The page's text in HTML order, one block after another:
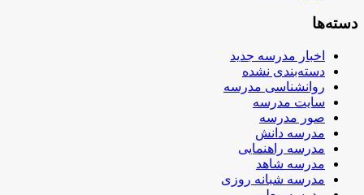
دسته‌ها
اخبار مدرسه جدید
دسته‌بندی نشده
روانشناسی مدرسه
سایت مدرسه
صور مدرسه
مدرسه دانش
مدرسه راهنمایی
مدرسه شاهد
مدرسه شبانه روزی